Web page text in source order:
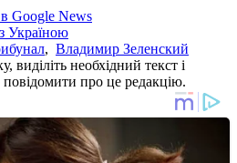
Google News
Україною
, Владимир Зеленский
необхідний текст і
про це редакцію.